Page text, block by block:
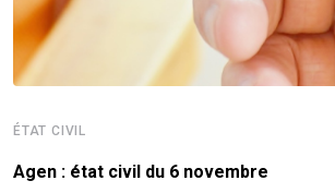
ÉTAT CIVIL
Agen : état civil du 6 novembre